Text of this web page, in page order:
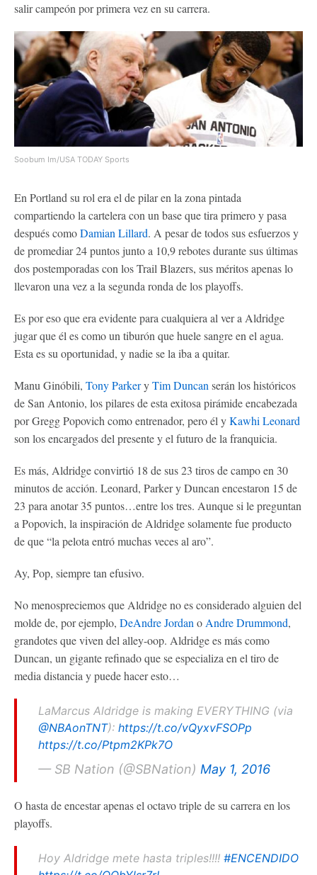
salir campeón por primera vez en su carrera.
Soobum Im/USA TODAY Sports
En Portland su rol era el de pilar en la zona pintada
compartiendo la cartelera con un base que tira primero y pasa
después comoDamian Lillard. A pesar de todos sus esfuerzos y
de promediar 24 puntos junto a 10,9 rebotes durante sus últimas
dos postemporadas con los Trail Blazers, sus méritos apenas lo
llevaron una vez a la segunda ronda de los playoffs.
Es por eso que era evidente para cualquiera al ver a Aldridge
jugar que él es como un tiburón que huele sangre en el agua.
Esta es su oportunidad, y nadie se la iba a quitar.
Manu Ginóbili, Tony ParkeryTim Duncan serán los históricos
de San Antonio, los pilares de esta exitosa pirámide encabezada
por Gregg Popovich como entrenador, pero él yKawhi Leonard
son los encargados del presente y el futuro de la franquicia.
Es más, Aldridge convirtió 18 de sus 23 tiros de campo en 30
minutos de acción. Leonard, Parker y Duncan encestaron 15 de
23 para anotar 35 puntos…entre los tres. Aunque si le preguntan
a Popovich, la inspiración de Aldridge solamente fue producto
de que “la pelota entró muchas veces al aro”.
Ay, Pop, siempre tan efusivo.
No menospreciemos que Aldridge no es considerado alguien del
molde de, por ejemplo, DeAndre Jordan o Andre Drummond,
grandotes que viven del alley-oop. Aldridge es más como
Duncan, un gigante refinado que se especializa en el tiro de
media distancia y puede hacer esto…
LaMarcus Aldridge is making EVERYTHING (via
@NBAonTNT): https://t.co/vQyxvFSOPp
https://t.co/Ptpm2KPk7O
— SB Nation (@SBNation) May 1, 2016
O hasta de encestar apenas el octavo triple de su carrera en los
playoffs.
Hoy Aldridge mete hasta triples!!!! #ENCENDIDO